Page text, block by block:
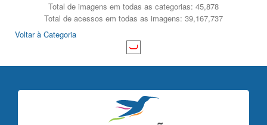
Total de imagens em todas as categorias: 45,878
Total de acessos em todas as imagens: 39,167,737
Voltar à Categoria